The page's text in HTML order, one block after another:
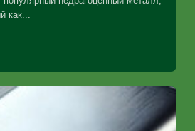
как...